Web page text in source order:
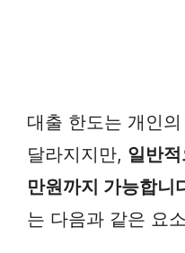
대출 한도는 개인
달라지지만, 일반
만원까지 가능합니
는 다음과 같은 요